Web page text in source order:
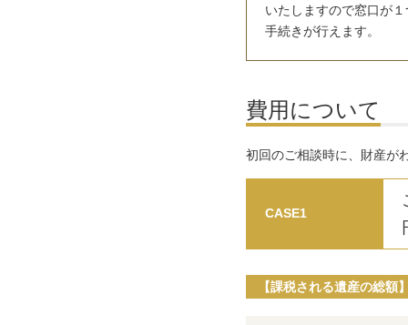
いたしますので窓口が
手続きが行えます。
費用について
初回のご相談時に、財産が
CASE1
【課税される遺産の総額